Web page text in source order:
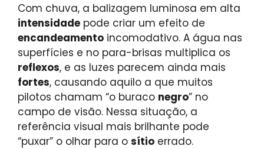
Com chuva, a balizagem luminosa em alta
intensidade pode criar um efeito de
encandeamento incomodativo. A água nas
superfícies e no para-brisas multiplica os
reflexos, e as luzes parecem ainda mais
fortes, causando aquilo a que muitos
pilotos chamam “o buraco negro” no
campo de visão. Nessa situação, a
referência visual mais brilhante pode
“puxar” o olhar para o sítio errado.